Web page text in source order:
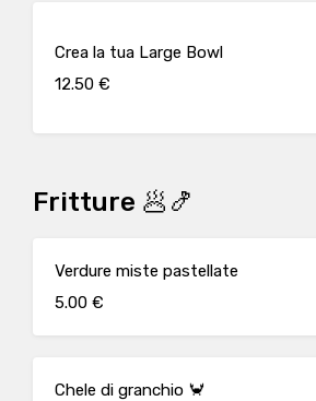
Crea la tua Large Bowl
12.50 €
Fritture 🥟🍤
Verdure miste pastellate
5.00 €
Chele di granchio 🦀